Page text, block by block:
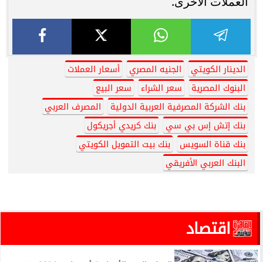
الدينار الكويتي الجنيه المصري
أسعار العملات
البنوك المصرية
سعر الشراء
سعر البيع
بنك الشركة المصرفية العربية الدولية
المصرف العربي
بنك إتش إس بي سي
بنك كريدي أجريكول
بنك قناة السويس
بنك بيت التمويل الكويتي
البنك العربي الأفريقي
اقتصاد